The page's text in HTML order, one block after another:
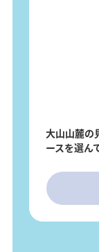
大山山麓の
ースを選ん